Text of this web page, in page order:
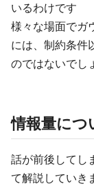
いるわけです
様々な場面でガ
には、制約条件
のではないでし
情報量につ
話が前後してし
て解説していき